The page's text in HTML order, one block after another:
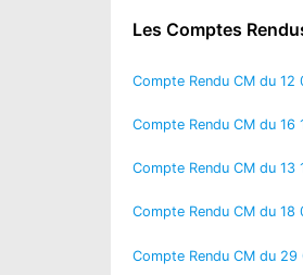
Les Comptes
Compte Rendu CM du 12
Compte Rendu CM du 16
Compte Rendu CM du 13
Compte Rendu CM du 18
Compte Rendu CM du 29